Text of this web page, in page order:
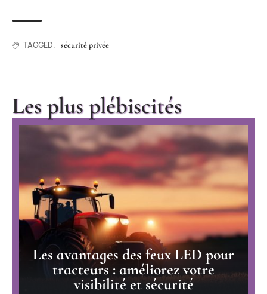
TAGGED: sécurité privée
Les plus plébiscités
Les avantages des feux LED pour
tracteurs : améliorez votre
visibilité et sécurité